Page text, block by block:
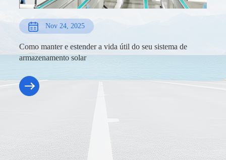
Nov 24, 2025
Como manter e estender a vida útil do seu sistema de
armazenamento solar